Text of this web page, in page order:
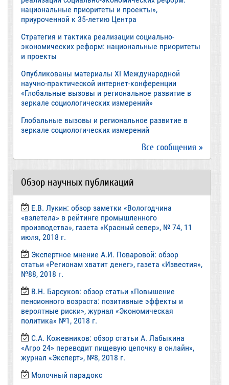
национальные приоритеты и проекты»,
приуроченной к 35-летию Центра
Стратегия и тактика реализации социально-
экономических реформ: национальные приоритеты
и проекты
Опубликованы материалы XI Международной
научно-практической интернет-конференции
«Глобальные вызовы и региональное развитие в
зеркале социологических измерений»
Глобальные вызовы и региональное развитие в
зеркале социологических измерений
Все сообщения »
Обзор научных публикаций
Е.В. Лукин: обзор заметки «Вологодчина
«взлетела» в рейтинге промышленного
производства», газета «Красный север», № 74, 11
июля, 2018 г.
Экспертное мнение А.И. Поваровой: обзор
статьи «Регионам хватит денег», газета «Известия»,
№88, 2018 г.
В.Н. Барсуков: обзор статьи «Повышение
пенсионного возраста: позитивные эффекты и
вероятные риски», журнал «Экономическая
политика» №1, 2018 г.
С.А. Кожевников: обзор статьи А. Лабыкина
«Агро 24» переводит пищевую цепочку в онлайн»,
журнал «Эксперт», №8, 2018 г.
Молочный парадокс